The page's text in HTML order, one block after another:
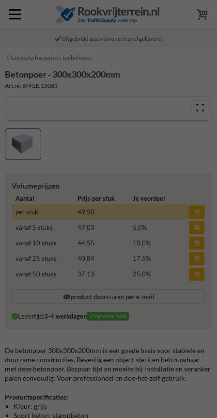
Uitgebreid assortiment en snel geleverd!
Gereedschappen en toebehoren
Betonpoer - 300x300x200mm
Art.nr. BMGE.13083
Volumeprijzen
Aantal Prijs per stuk
Je voordeel
per stuk
49,50
vanaf 5 stuks
47,03 5,0%
vanaf 10 stuks
44,55 10,0%
vanaf 25 stuks
40,84 17,5%
vanaf 50 stuks
37,13 25,0%
product doorsturen per e-mail
Levertijd:3-4 werkdagen ✓op voorraad
De betonpoer 300x300x200mm is een goede basis voor stabiele en
duurzame constructies. Bevestig een object sterk en betrouwbaar
met deze betonpoer. Bespaar tijd en moeite bij installatie en veranker
palen eenvoudig. Voor professioneel en doe-het-zelf gebruik.
Productspecificaties:
Kleur: grijs
Soort beton: stampbeton